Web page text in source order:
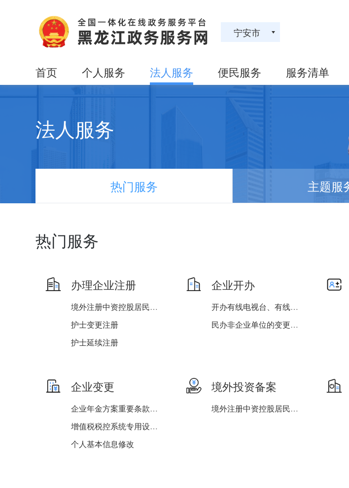
宁安市
首页 个人服务 法人服务 便民服务 服务清单
法人服务
热门服务 主题服
热门服务
办理企业注册
境外注册中资控股居民企业...
护士变更注册
护士延续注册
企业开办
开办有线电视台、有线电视...
民办非企业单位的变更登记...
企业变更
企业年金方案重要条款变更...
增值税税控系统专用设备变...
个人基本信息修改
境外投资备案
境外注册中资控股居民企业...